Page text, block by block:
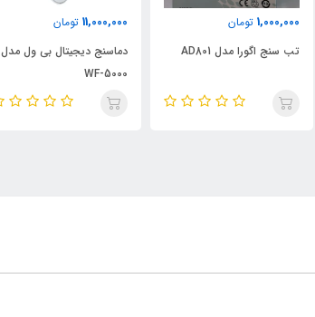
1,000,000 تومان
تب سنج اگورا مدل AD801
11,000,000 تومان
دماسنج دیجیتال بی ول مدل
WF-5000